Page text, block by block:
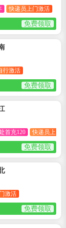
快递员上门激活
免费领取
行激活
免费领取
首充120 快递员上门
免费领取
激活
免费领取